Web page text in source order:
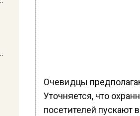
Очевидцы
Уточняется, что
посетителей пускают